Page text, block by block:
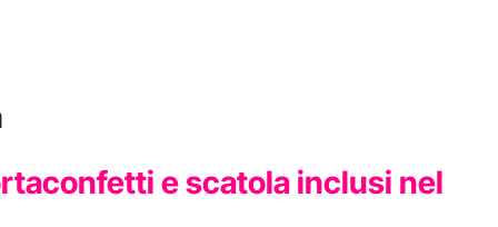
e scatola inclusi nel